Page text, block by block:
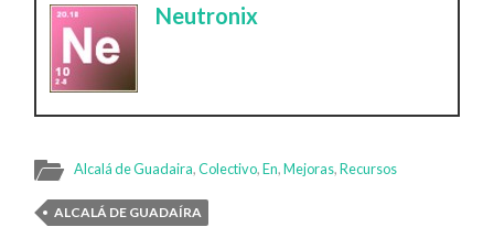
Neutronix
Alcalá de Guadaira,Colectivo,En,Mejoras,Recursos
ALCALÁ DE GUADAÍRA